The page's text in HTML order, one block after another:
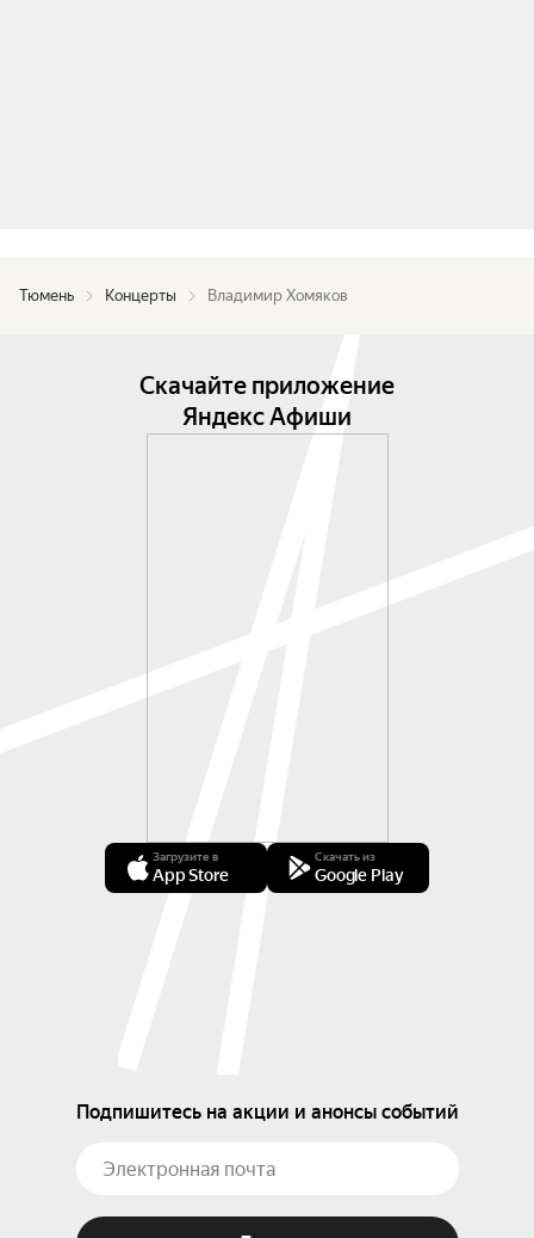
Тюмень Концерты Владимир Хомяков
Скачайте приложение
Яндекс Афиши
Загрузите в
App Store
Скачать из
Google Play
Подпишитесь на акции и анонсы событий